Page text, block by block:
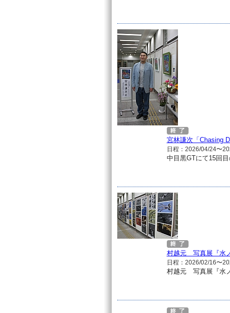
宮林謙次「Chasing
日程：2026/04/24〜
中目黒GTにて15回
村越元 写真展『水
日程：2026/02/16〜
村越元 写真展『水